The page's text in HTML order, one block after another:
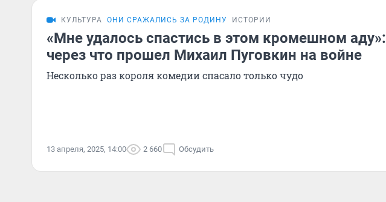
КУЛЬТУРА ОНИ СРАЖАЛИСЬ ЗА РОДИНУ ИСТОРИИ
«Мне удалось спастись в этом кромешном аду»:
через что прошел Михаил Пуговкин на войне
Несколько раз короля комедии спасало только чудо
13 апреля, 2025, 14:00 2 660 Обсудить